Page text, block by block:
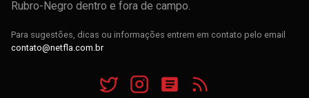
Rubro-Negro dentro e fora de campo.
Para sugestões, dicas ou informações entrem em contato pelo email
contato@netfla.com.br